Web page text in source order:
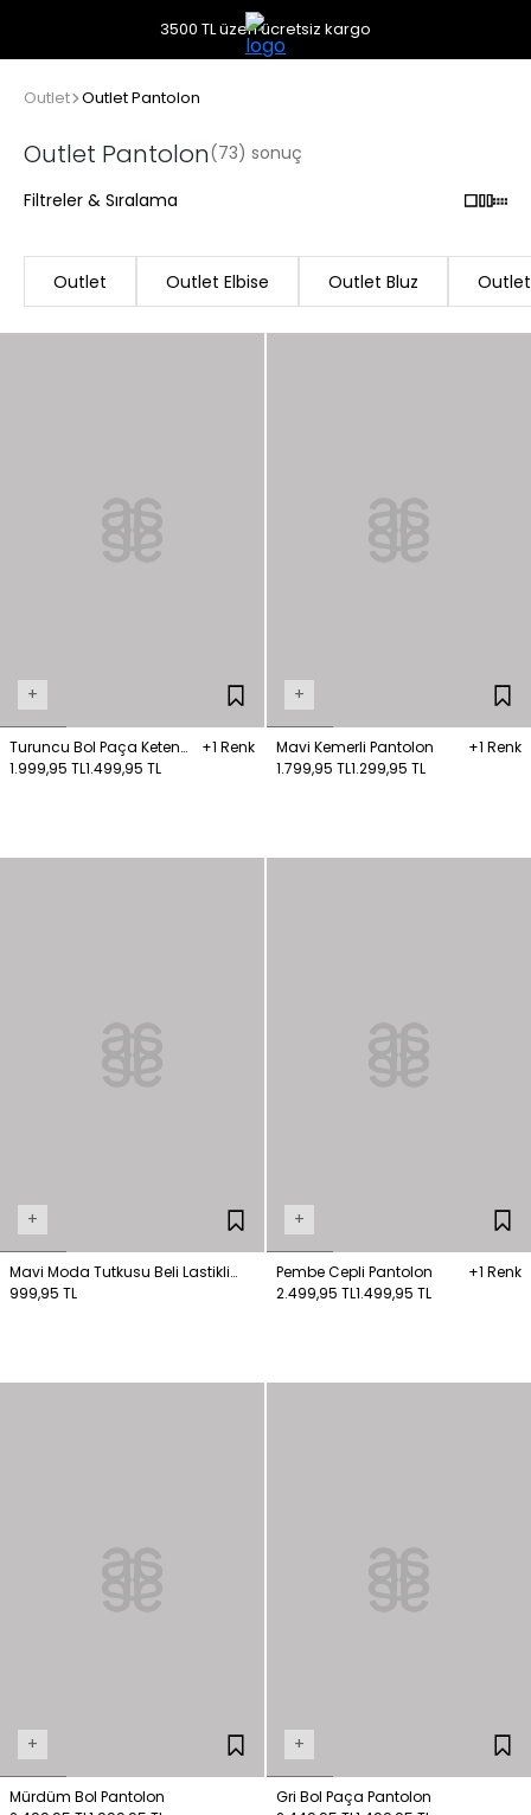
3500 TL üzeri ücretsiz kargo
Outlet Outlet Pantolon
Outlet Pantolon(73) sonuç
Filtreler & Sıralama
Outlet Outlet Elbise Outlet Bluz
+
Turuncu Bol Paça Keten
Pantolon
+1 Renk
1.999,95 TL1.499,95 TL
+
Mavi Kemerli Pantolon
+1 Renk
1.799,95 TL1.299,95 TL
+
Mavi Moda Tutkusu Beli Lastikli
Pantolon
999,95 TL
+
Pembe Cepli Pantolon
+1 Renk
2.499,95 TL1.499,95 TL
+
Mürdüm Bol Pantolon
+
Gri Bol Paça Pantolon